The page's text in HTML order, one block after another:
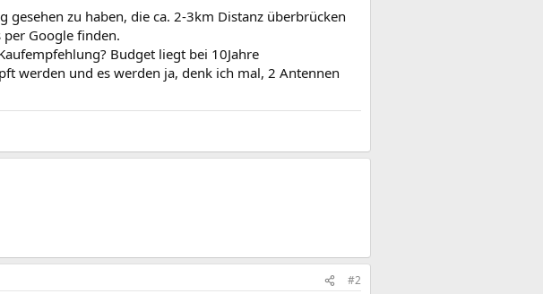
zu haben, die ca. 2-3km Distanz überbrücken
per Google finden.
Budget liegt bei 10Jahre
werden und es werden ja, denk ich mal, 2 Antennen
#2